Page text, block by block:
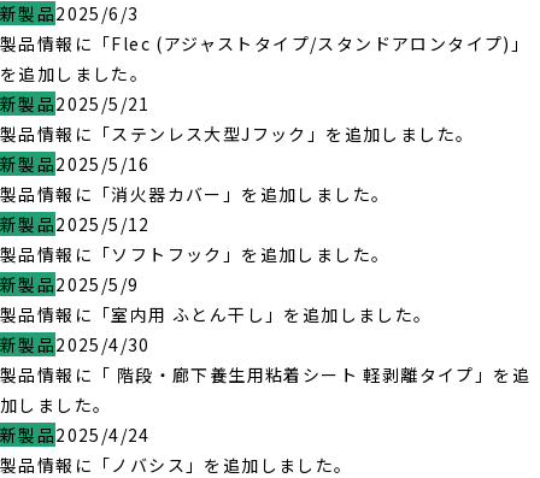
新製品2025/6/3
製品情報に「Flec (アジャストタイプ/スタンドアロンタイプ)」
を追加しました。
新製品2025/5/21
製品情報に「ステンレス大型Jフック」を追加しました。
新製品2025/5/16
製品情報に「消火器カバー」を追加しました。
新製品2025/5/12
製品情報に「ソフトフック」を追加しました。
新製品2025/5/9
製品情報に「室内用 ふとん干し」を追加しました。
新製品2025/4/30
製品情報に「 階段・廊下養生用粘着シート 軽剥離タイプ」を追
加しました。
新製品2025/4/24
製品情報に「ノバシス」を追加しました。